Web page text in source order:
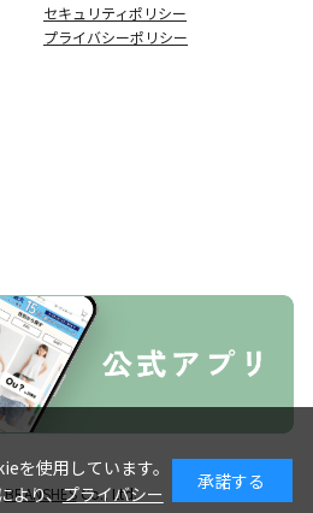
セキュリティポリシー
プライバシーポリシー
BRANSHESCo., Ltd.
を使用しています。
より、プライバシー
承諾する